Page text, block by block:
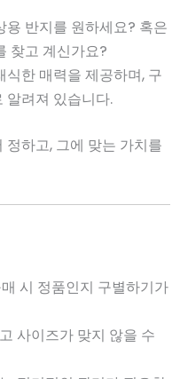
용 반지를 원하세요? 혹은
찾고 계신가요?
식한 매력을 제공하며, 구
알려져 있습니다.
하고, 그에 맞는 가치를
시 정품인지 구별하기가
사이즈가 맞지 않을 수